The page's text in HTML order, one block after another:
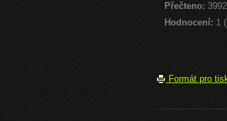
Přečteno:
Hodnocení: 1
Formát pro